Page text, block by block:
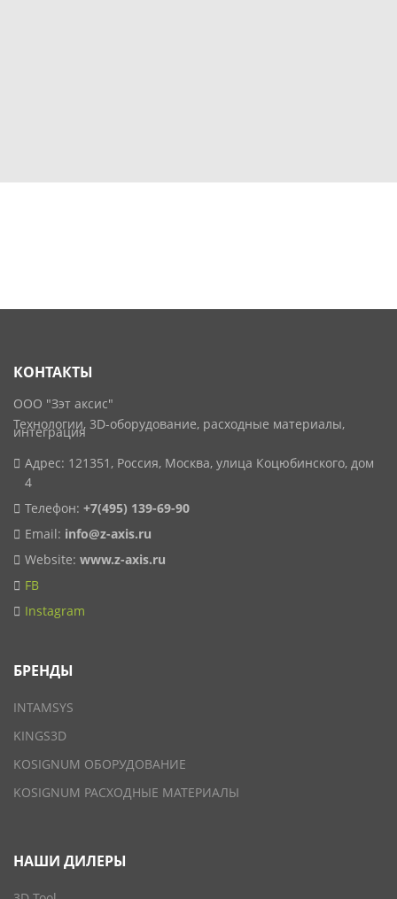
КОНТАКТЫ
ООО "Зэт аксис"
Технологии, 3D-оборудование, расходные материалы,
интеграция
Адрес: 121351, Россия, Москва, улица Коцюбинского, дом
4
Телефон: +7(495) 139-69-90
Email: info@z-axis.ru
Website: www.z-axis.ru
FB
Instagram
БРЕНДЫ
INTAMSYS
KINGS3D
KOSIGNUM ОБОРУДОВАНИЕ
KOSIGNUM РАСХОДНЫЕ МАТЕРИАЛЫ
НАШИ ДИЛЕРЫ